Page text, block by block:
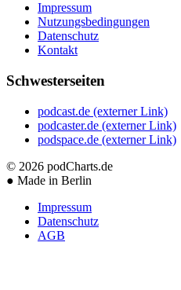
Impressum
Nutzungsbedingungen
Datenschutz
Kontakt
Schwesterseiten
podcast.de (externer Link)
podcaster.de (externer Link)
podspace.de (externer Link)
© 2026 podCharts.de
● Made in Berlin
Impressum
Datenschutz
AGB